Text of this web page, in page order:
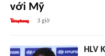
với Mỹ
3 giờ
HLV